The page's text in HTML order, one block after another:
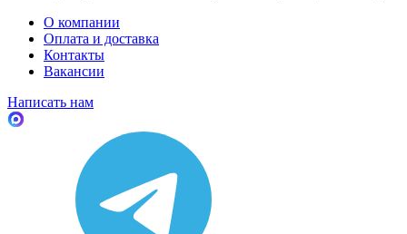
О компании
Оплата и доставка
Контакты
Вакансии
Написать нам